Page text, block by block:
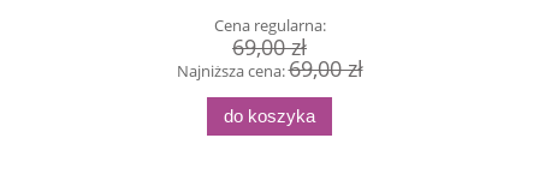
Cena regularna:
69,00 zł
Najniższa cena:69,00 zł
do koszyka